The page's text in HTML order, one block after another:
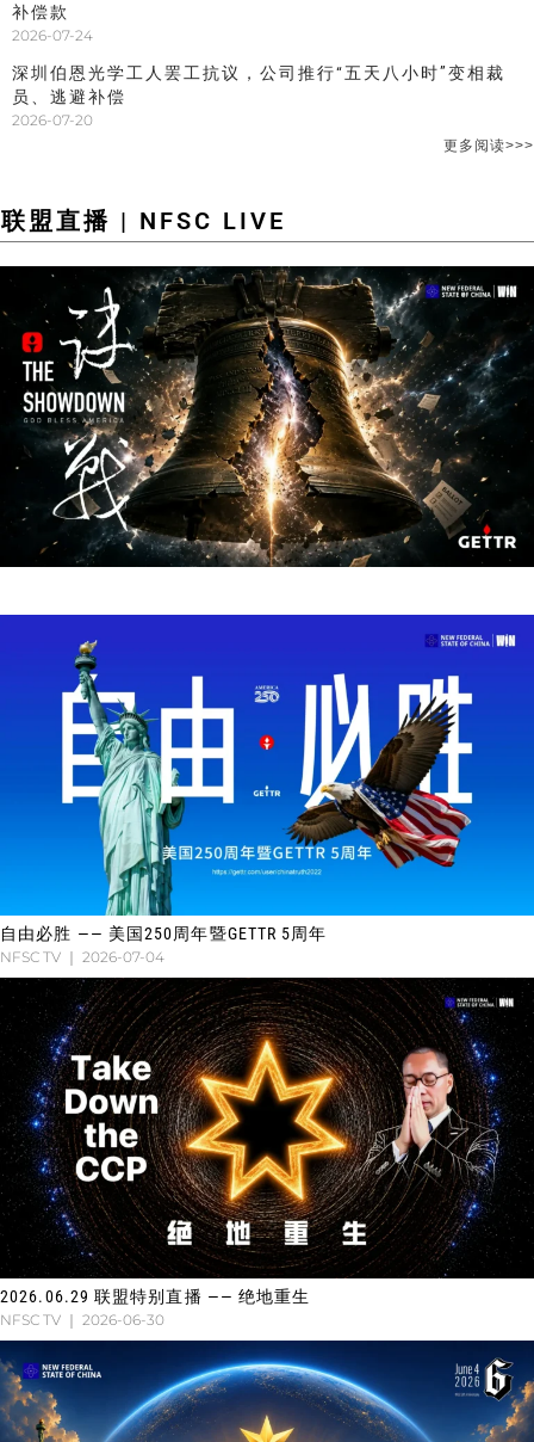
补偿款
2026-07-24
深圳伯恩光学工人罢工抗议，公司推行“五天八小时”变相裁
员、逃避补偿
2026-07-20
更多阅读>>>
联盟直播 | NFSC LIVE
自由必胜 —— 美国250周年暨GETTR 5周年
NFSC TV 2026-07-04
2026.06.29 联盟特别直播 —— 绝地重生
NFSC TV 2026-06-30